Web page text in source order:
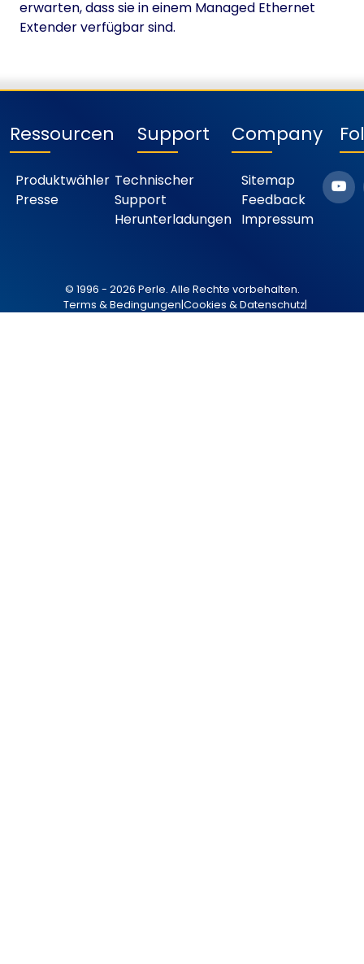
erwarten, dass sie in einem Managed Ethernet
Extender verfügbar sind.
Ressourcen
Produktwähler
Presse
Support
Technischer
Support
Herunterladungen
Company
Sitemap
Feedback
Impressum
© 1996 - 2026 Perle. Alle Rechte vorbehalten.
Terms & Bedingungen|Cookies & Datenschutz|